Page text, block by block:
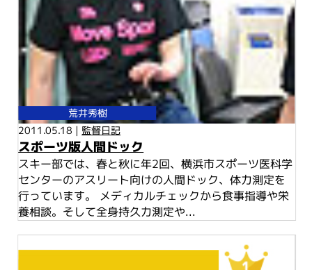
荒井秀樹
2011.05.18 | 監督日記
スポーツ版人間ドック
スキー部では、春と秋に年2回、横浜市スポーツ医科学
センターのアスリート向けの人間ドック、体力測定を
行っています。 メディカルチェックから食事指導や栄
養相談。そして全身持久力測定や...